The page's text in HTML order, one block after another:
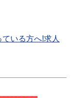
いる方へ!求人